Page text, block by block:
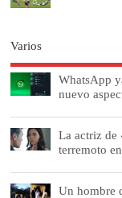
Varios
WhatsApp
nuevo
La actriz de
terremoto
Un hombre